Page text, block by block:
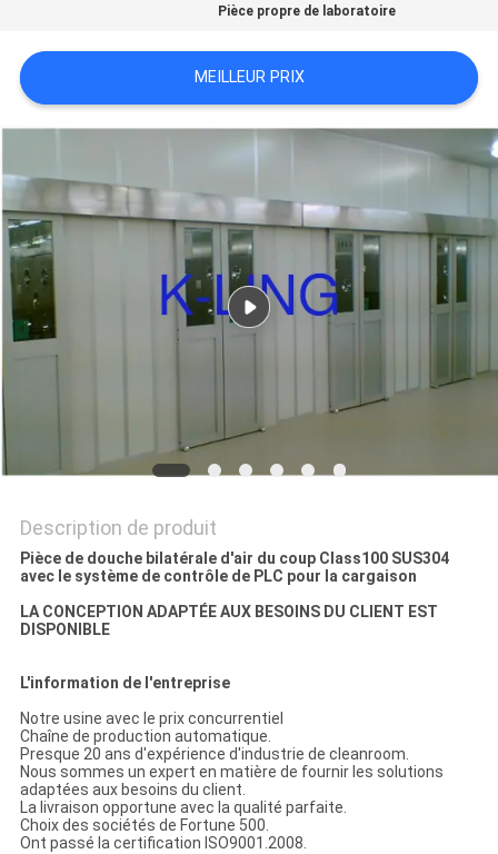
CONTACTER
NOUVELLES
LES
AFFAIRES
PLAN
DU
SITE
POLITIQUE
CONFIDENTIALITÉ
Pièce propre de laboratoire
MEILLEUR PRIX
Description de produit
Pièce de douche bilatérale d'air du coup Class100 SUS304
avec le système de contrôle de PLC pour la cargaison
LA CONCEPTION ADAPTÉE AUX BESOINS DU CLIENT EST
DISPONIBLE
L'information de l'entreprise
Notre usine avec le prix concurrentiel
Chaîne de production automatique.
Presque 20 ans d'expérience d'industrie de cleanroom.
Nous sommes un expert en matière de fournir les solutions
adaptées aux besoins du client.
La livraison opportune avec la qualité parfaite.
Choix des sociétés de Fortune 500.
Ont passé la certification ISO9001.2008.